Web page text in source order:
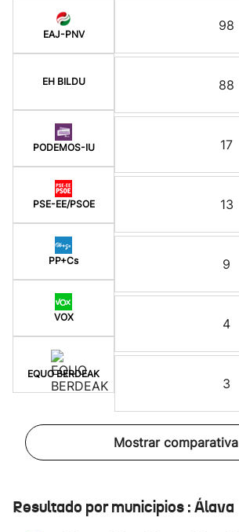
EAJ-PNV
EH BILDU
PODEMOS-IU
PSE-EE/PSOE
PP+Cs
VOX
EQUO BERDEAK
98
88
17
13
9
4
3
Mostrar comparativa
Resultado por municipios : Álava